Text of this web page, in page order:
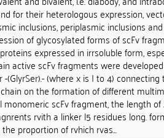
for their heterologous expression,
inclusions, periplasmic inclusions
of glycosylated forms of scFv
expressed in irrsoluble form,
active scFv fragments were
(where x is I to 4) connecting
on the formation of different
monomeric scFv fragment, the length
rvith a linker l5 residues long.
proportion of rvhich rvas...